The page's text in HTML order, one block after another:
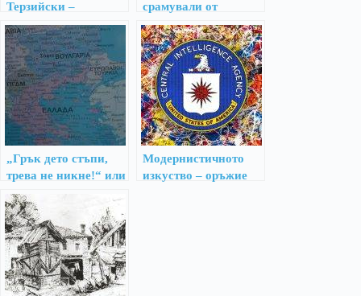
Терзийски –
неудобният човек на
литературата
срамували от
„селските“ си имена
или значението на
българските имена
„Грък дето стъпи,
трева не никне!“ или
за българите и
гърците
Модернистичното
изкуство – оръжие